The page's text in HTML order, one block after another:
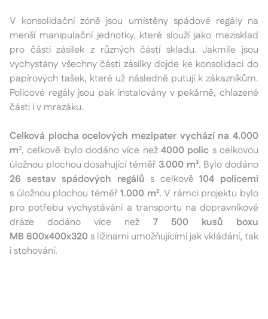
V konsolidační zóně jsou umístěny spádové regály na
menší manipulační jednotky, které slouží jako mezisklad
pro části zásilek z různých částí skladu. Jakmile jsou
vychystány všechny části zásilky dojde ke konsolidaci do
papírových tašek, které už následně putují k zákazníkům.
Policové regály jsou pak instalovány v pekárně, chlazené
části i v mrazáku.
Celková plocha ocelových mezipater vychází na 4.000
m², celkově bylo dodáno více než 4000 polic s celkovou
úložnou plochou dosahující téměř 3.000 m². Bylo dodáno
26 sestav spádových regálů s celkově104 policemi
s úložnou plochou téměř1.000 m². V rámci projektu bylo
pro potřebu vychystávání a transportu na dopravníkové
dráze dodáno více než 7 500 kusů boxu
MB 600x400x320 s ližinami umožňujícími jak vkládání, tak
i stohování.